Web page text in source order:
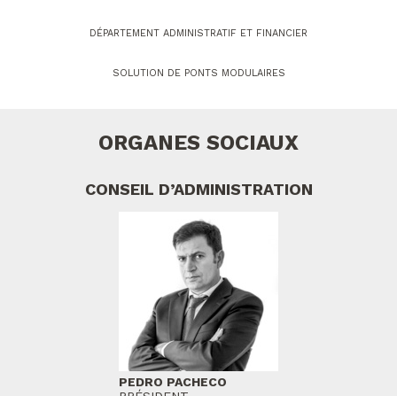
DÉPARTEMENT ADMINISTRATIF ET FINANCIER
SOLUTION DE PONTS MODULAIRES
ORGANES SOCIAUX
CONSEIL D’ADMINISTRATION
PEDRO PACHECO